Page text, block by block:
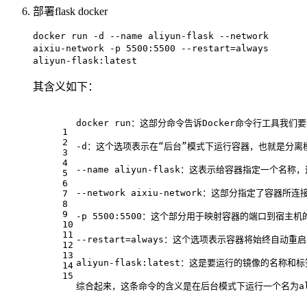
部署flask docker
docker run -d --name aliyun-flask --network
aixiu-network -p 5500:5500 --restart=always
aliyun-flask:latest
其含义如下：
1
2
3
4
5
6
7
8
9
10
11
12
13
14
15
docker run：这部分命令告诉Docker命令行工具我们要
-d：这个选项表示在“后台”模式下运行容器，也就是分离
--name aliyun-flask：这表示给容器指定一个名称
--network aixiu-network：这部分指定了容器所连
-p 5500:5500：这个部分用于映射容器的端口到宿主机
--restart=always：这个选项表示容器将始终自动重启
aliyun-flask:latest：这是要运行的镜像的名称和标
综合起来，这条命令的含义是在后台模式下运行一个